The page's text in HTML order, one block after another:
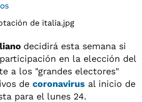
decidirá esta semana si
en la elección del
a los "grandes electores"
de coronavirus al inicio de
para el lunes 24.